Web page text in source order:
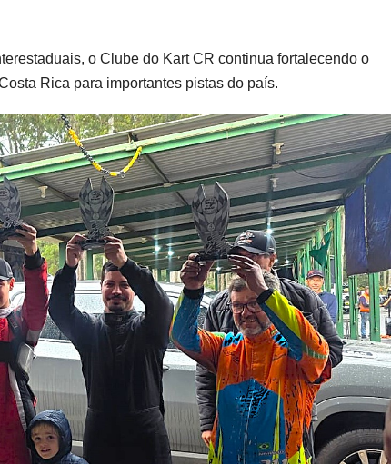
o Clube do Kart CR continua fortalecendo o
Rica para importantes pistas do país.